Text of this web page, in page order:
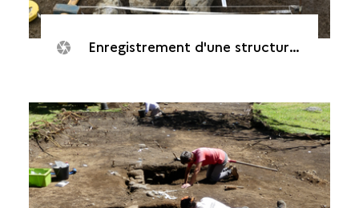
Enregistrement d'une structure (Saint-Philippe, Puits des Anglais, 2020)